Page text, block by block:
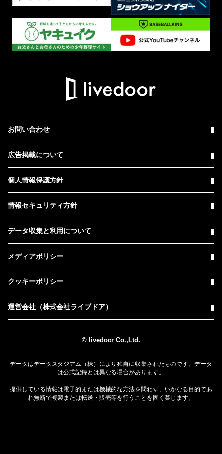
お問い合わせ
広告掲載について
個人情報保護方針
情報セキュリティ方針
データ収集と利用について
メディアポリシー
クッキーポリシー
運営会社（株式会社ライブドア）
© livedoor Co.,Ltd.
データはデータスタジアム（株）により独自に収集されたものです。データ
は公式記録とは異なる場合があります。
提供している情報は電子的または機械的な方法を問わず、いかなる目的であ
れ無断で複製または転送・販売等を行うことを固く禁じます。